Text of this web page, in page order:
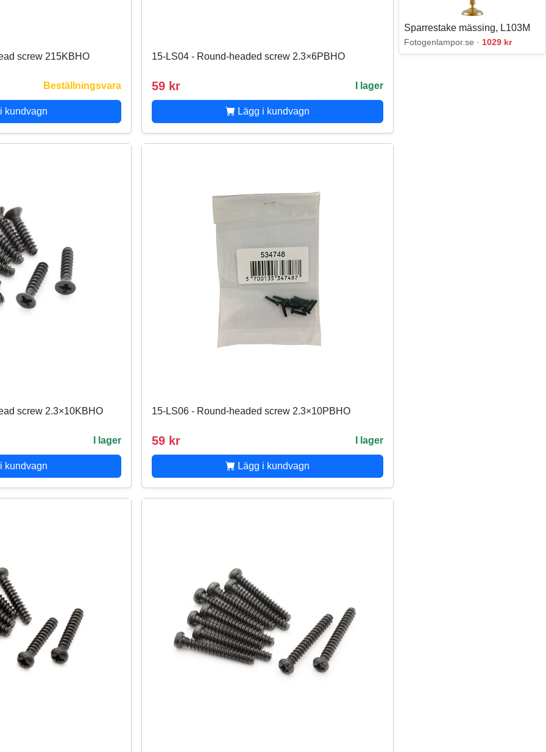
screw 215KBHO
Beställningsvara
kundvagn
15-LS04 - Round-headed screw 2.3×6PBHO
59 kr I lager
Lägg i kundvagn
screw 2.3×10KBHO
I lager
kundvagn
15-LS06 - Round-headed screw 2.3×10PBHO
59 kr I lager
Lägg i kundvagn
Sparrestake mässing, L103M
Fotogenlampor.se · 1029 kr